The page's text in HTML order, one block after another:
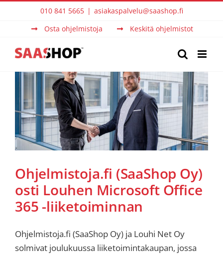
010 841 5665 | asiakaspalvelu@saashop.fi
Osta ohjelmistoja
Keskitä ohjelmistot
Ohjelmistoja.fi (SaaShop Oy)
osti Louhen Microsoft Office
365 -liiketoiminnan
Ohjelmistoja.fi (SaaShop Oy) ja Louhi Net Oy
solmivat joulukuussa liiketoimintakaupan, jossa